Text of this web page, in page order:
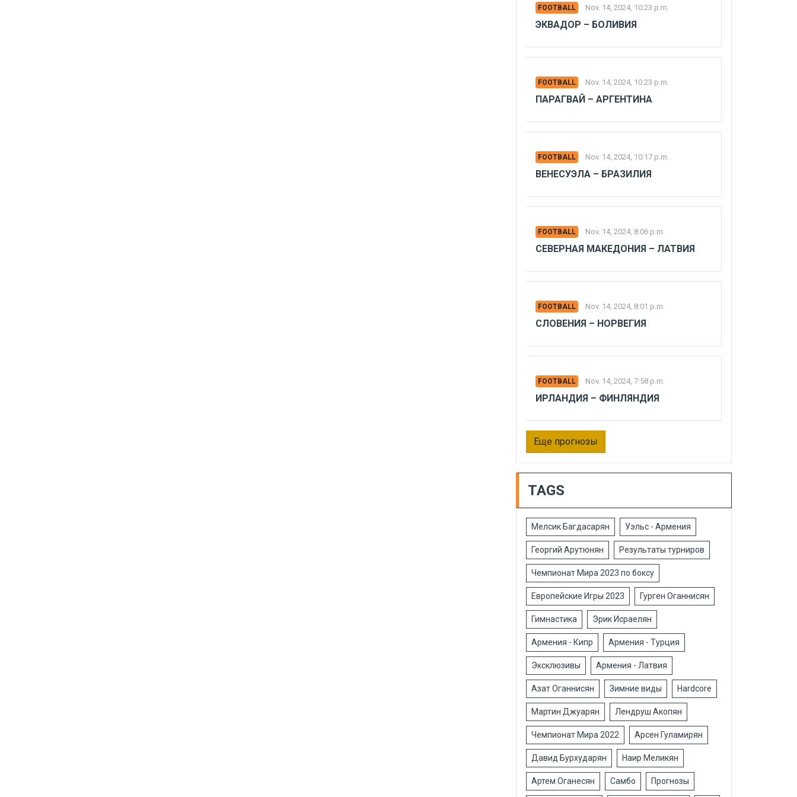
FOOTBALL Nov. 14, 2024, 10:23 p.m.
ЭКВАДОР – БОЛИВИЯ
FOOTBALL Nov. 14, 2024, 10:23 p.m.
ПАРАГВАЙ – АРГЕНТИНА
FOOTBALL Nov. 14, 2024, 10:17 p.m.
ВЕНЕСУЭЛА – БРАЗИЛИЯ
FOOTBALL Nov. 14, 2024, 8:06 p.m.
СЕВЕРНАЯ МАКЕДОНИЯ – ЛАТВИЯ
FOOTBALL Nov. 14, 2024, 8:01 p.m.
СЛОВЕНИЯ – НОРВЕГИЯ
FOOTBALL Nov. 14, 2024, 7:58 p.m.
ИРЛАНДИЯ – ФИНЛЯНДИЯ
Еще прогнозы
TAGS
Мелсик Багдасарян Уэльс - Армения
Георгий Арутюнян Результаты турниров
Чемпионат Мира 2023 по боксу
Европейские Игры 2023 Гурген Оганнисян
Гимнастика Эрик Исраелян
Армения - Кипр Армения - Турция
Эксклюзивы Армения - Латвия
Азат Оганнисян Зимние виды Hardcore
Мартин Джуарян Лендруш Акопян
Чемпионат Мира 2022 Арсен Гуламирян
Давид Бурхударян Наир Меликян
Артем Оганесян Самбо Прогнозы